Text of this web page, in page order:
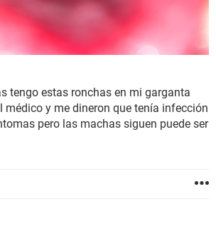
tengo estas ronchas en mi garganta
médico y me dineron que tenía infección
pero las machas siguen puede ser